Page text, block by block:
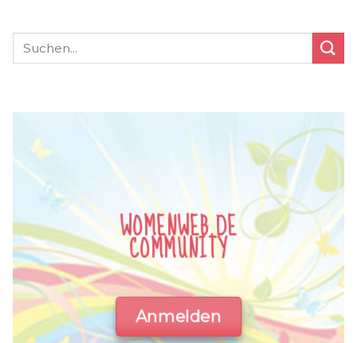
WOMENWEB.DE
COMMUNITY
Anmelden